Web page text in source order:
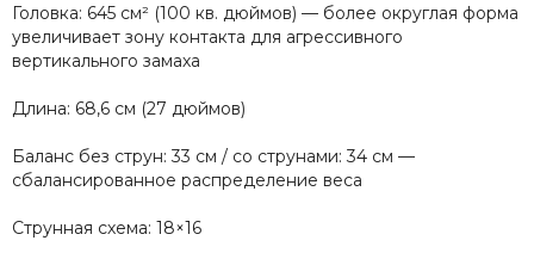
Головка: 645 см² (100 кв. дюймов) — более округлая форма
увеличивает зону контакта для агрессивного
вертикального замаха
Длина: 68,6 см (27 дюймов)
Баланс без струн: 33 см / со струнами: 34 см —
сбалансированное распределение веса
Струнная схема: 18×16